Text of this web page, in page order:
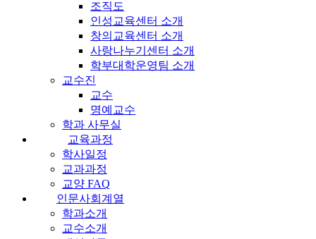
조직도
인성교육센터 소개
창의교육센터 소개
사랑나누기센터 소개
학부대학운영팀 소개
교수진
교수
명예교수
학과 사무실
교육과정
학사일정
교과과정
교양 FAQ
인문사회계열
학과소개
교수소개